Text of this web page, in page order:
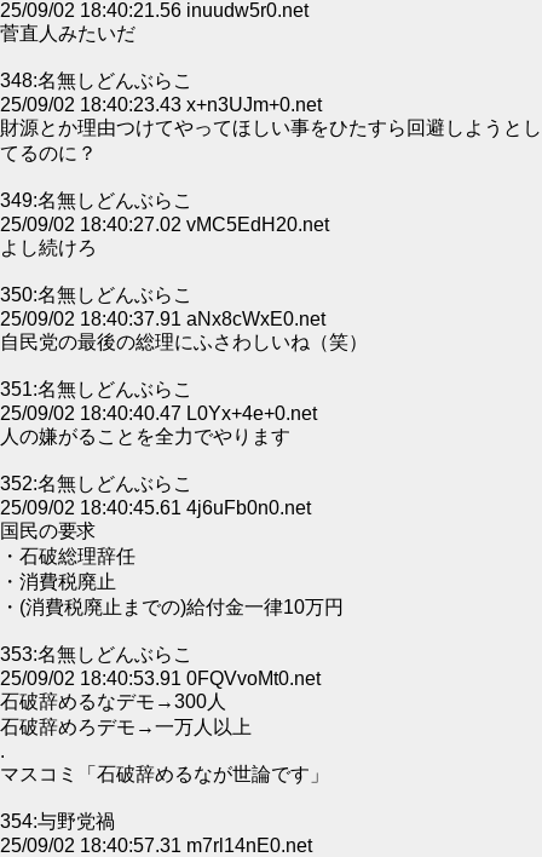
25/09/02 18:40:21.56 inuudw5r0.net
菅直人みたいだ
348:名無しどんぶらこ
25/09/02 18:40:23.43 x+n3UJm+0.net
財源とか理由つけてやってほしい事をひたすら回避しようとし
てるのに？
349:名無しどんぶらこ
25/09/02 18:40:27.02 vMC5EdH20.net
よし続けろ
350:名無しどんぶらこ
25/09/02 18:40:37.91 aNx8cWxE0.net
自民党の最後の総理にふさわしいね（笑）
351:名無しどんぶらこ
25/09/02 18:40:40.47 L0Yx+4e+0.net
人の嫌がることを全力でやります
352:名無しどんぶらこ
25/09/02 18:40:45.61 4j6uFb0n0.net
国民の要求
・石破総理辞任
・消費税廃止
・(消費税廃止までの)給付金一律10万円
353:名無しどんぶらこ
25/09/02 18:40:53.91 0FQVvoMt0.net
石破辞めるなデモ→300人
石破辞めろデモ→一万人以上
.
マスコミ「石破辞めるなが世論です」
354:与野党禍
25/09/02 18:40:57.31 m7rl14nE0.net